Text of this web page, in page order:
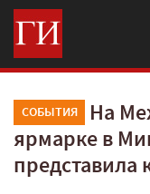
СОБЫТИЯ
На
ярмарке в
представила